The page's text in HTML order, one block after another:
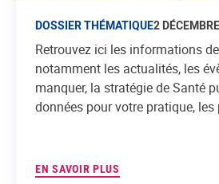
DOSSIER THÉMATIQUE2
Retrouvez ici les informations
notamment les actualités, les
manquer, la stratégie de Santé
données pour votre pratique,
EN SAVOIR PLUS